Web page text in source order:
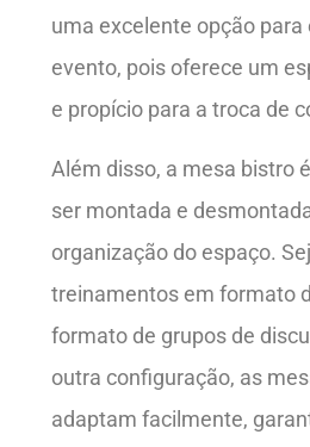
uma excelente opção para
evento, pois oferece um
e propício para a troca de
Além disso, a mesa bistro
ser montada e
organização do espaço.
treinamentos em formato
formato de grupos de
outra configuração, as
adaptam facilmente,